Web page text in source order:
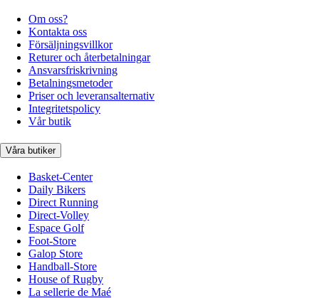
Om oss?
Kontakta oss
Försäljningsvillkor
Returer och återbetalningar
Ansvarsfriskrivning
Betalningsmetoder
Priser och leveransalternativ
Integritetspolicy
Vår butik
Våra butiker
Basket-Center
Daily Bikers
Direct Running
Direct-Volley
Espace Golf
Foot-Store
Galop Store
Handball-Store
House of Rugby
La sellerie de Maé